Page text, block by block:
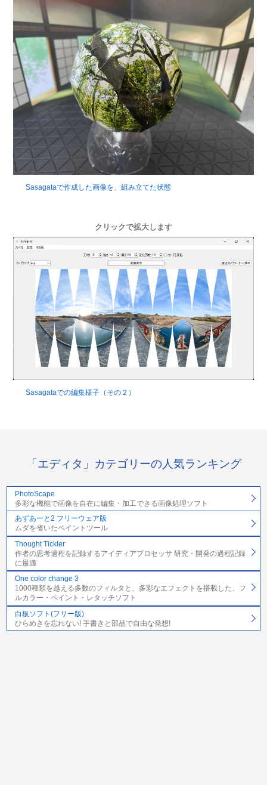
Sasagataで作成した画像を、組み立てた状態
クリックで拡大します
Sasagataでの編集様子（その２）
「エディタ」カテゴリーの人気ランキング
PhotoScape
多彩な機能で画像を自在に編集・加工できる画像処理ソフト
あずあーと2 フリーウェア版
ムダを省いたペイントツール
Thought Tickler
作者の思考過程を記録するアイディアプロセッサ 研究・開発の過程記録
に最適
One color change 3
1000種類を越える多数のフィルタと、多彩なエフェクトを搭載した、フ
ルカラー・ペイント・レタッチソフト
白板ソフト(フリー版)
ひらめきを忘れない! 手書きと部品で自由な発想!